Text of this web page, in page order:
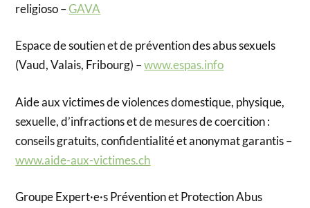
religioso –GAVA
Espace de soutien et de prévention des abus sexuels
(Vaud, Valais, Fribourg) –www.espas.info
Aide aux victimes de violences domestique, physique,
sexuelle, d’infractions et de mesures de coercition :
conseils gratuits, confidentialité et anonymat garantis –
www.aide-aux-victimes.ch
Groupe Expert·e·s Prévention et Protection Abus